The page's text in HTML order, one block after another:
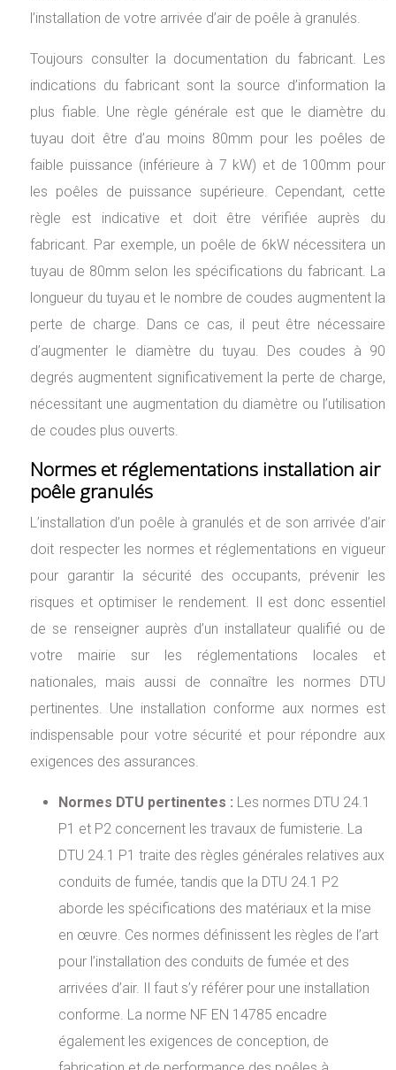
l’installation de votre arrivée d’air de poêle à granulés.
Toujours consulter la documentation du fabricant. Les
indications du fabricant sont la source d’information la
plus fiable. Une règle générale est que le diamètre du
tuyau doit être d’au moins 80mm pour les poêles de
faible puissance (inférieure à 7 kW) et de 100mm pour
les poêles de puissance supérieure. Cependant, cette
règle est indicative et doit être vérifiée auprès du
fabricant. Par exemple, un poêle de 6kW nécessitera un
tuyau de 80mm selon les spécifications du fabricant. La
longueur du tuyau et le nombre de coudes augmentent la
perte de charge. Dans ce cas, il peut être nécessaire
d’augmenter le diamètre du tuyau. Des coudes à 90
degrés augmentent significativement la perte de charge,
nécessitant une augmentation du diamètre ou l’utilisation
de coudes plus ouverts.
Normes et réglementations installation air
poêle granulés
L’installation d’un poêle à granulés et de son arrivée d’air
doit respecter les normes et réglementations en vigueur
pour garantir la sécurité des occupants, prévenir les
risques et optimiser le rendement. Il est donc essentiel
de se renseigner auprès d’un installateur qualifié ou de
votre mairie sur les réglementations locales et
nationales, mais aussi de connaître les normes DTU
pertinentes. Une installation conforme aux normes est
indispensable pour votre sécurité et pour répondre aux
exigences des assurances.
Normes DTU pertinentes : Les normes DTU 24.1
P1 et P2 concernent les travaux de fumisterie. La
DTU 24.1 P1 traite des règles générales relatives aux
conduits de fumée, tandis que la DTU 24.1 P2
aborde les spécifications des matériaux et la mise
en œuvre. Ces normes définissent les règles de l’art
pour l’installation des conduits de fumée et des
arrivées d’air. Il faut s’y référer pour une installation
conforme. La norme NF EN 14785 encadre
également les exigences de conception, de